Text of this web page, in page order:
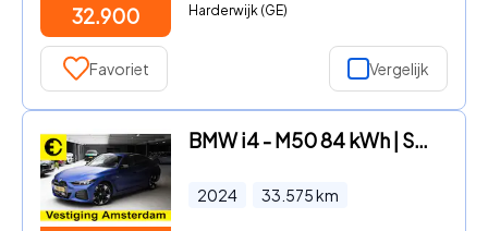
32.900 Harderwijk (GE)
Favoriet Vergelijk
BMW i4 - M50 84 kWh | SOH 95, 1% | Trekhaak | Panorama dak | Incl.BTW
2024 33.575km